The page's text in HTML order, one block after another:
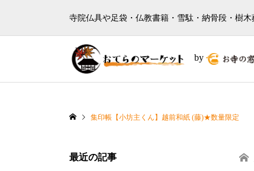
寺院仏具や足袋・仏教書籍・雪駄・納骨段・樹
by
集印帳【小坊主くん】越前和紙 (藤)★数量限定
最近の記事